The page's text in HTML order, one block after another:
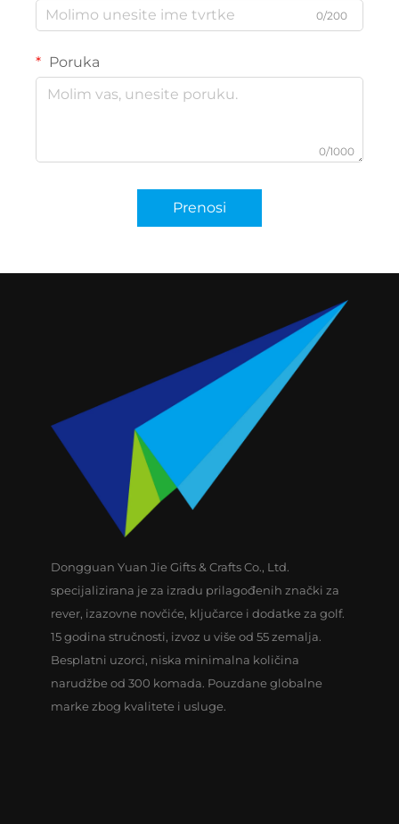
0/200
Poruka
0/1000
Prenosi
Dongguan Yuan Jie Gifts & Crafts Co., Ltd.
specijalizirana je za izradu prilagođenih znački za
rever, izazovne novčiće, ključarce i dodatke za golf.
15 godina stručnosti, izvoz u više od 55 zemalja.
Besplatni uzorci, niska minimalna količina
narudžbe od 300 komada. Pouzdane globalne
marke zbog kvalitete i usluge.